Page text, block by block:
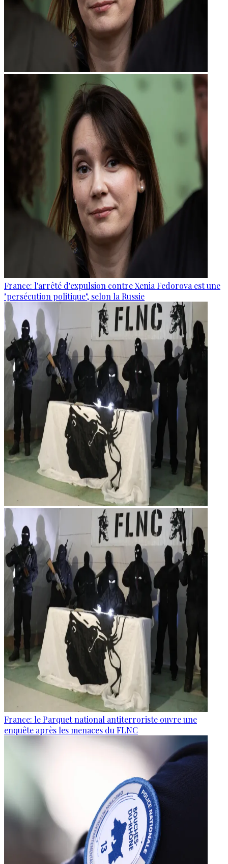
France: l'arrêté d'expulsion contre Xenia Fedorova est une
"persécution politique", selon la Russie
France: le Parquet national antiterroriste ouvre une
enquête après les menaces du FLNC